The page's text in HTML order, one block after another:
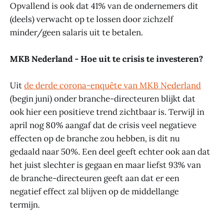
Opvallend is ook dat 41% van de ondernemers dit
(deels) verwacht op te lossen door zichzelf
minder/geen salaris uit te betalen.
MKB Nederland - Hoe uit te crisis te investeren?
Uitde derde corona-enquête van MKB Nederland
(begin juni) onder branche-directeuren blijkt dat
ook hier een positieve trend zichtbaar is. Terwijl in
april nog 80% aangaf dat de crisis veel negatieve
effecten op de branche zou hebben, is dit nu
gedaald naar 50%. Een deel geeft echter ook aan dat
het juist slechter is gegaan en maar liefst 93% van
de branche-directeuren geeft aan dat er een
negatief effect zal blijven op de middellange
termijn.